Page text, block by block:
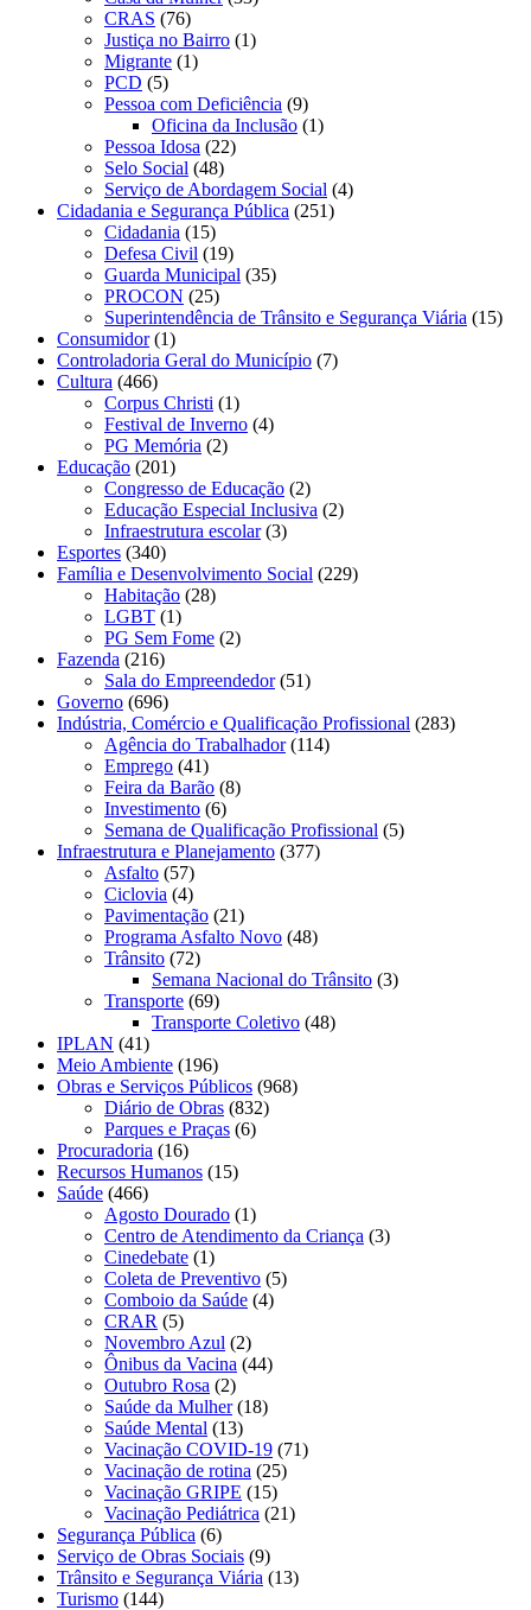
CRAS (76)
Justiça no Bairro (1)
Migrante (1)
PCD (5)
Pessoa com Deficiência (9)
Oficina da Inclusão (1)
Pessoa Idosa (22)
Selo Social (48)
Serviço de Abordagem Social (4)
Cidadania e Segurança Pública (251)
Cidadania (15)
Defesa Civil (19)
Guarda Municipal (35)
PROCON (25)
Superintendência de Trânsito e Segurança Viária (15)
Consumidor(1)
Controladoria Geral do Município (7)
Cultura (466)
Corpus Christi (1)
Festival de Inverno (4)
PG Memória (2)
Educação (201)
Congresso de Educação (2)
Educação Especial Inclusiva (2)
Infraestrutura escolar(3)
Esportes (340)
Família e Desenvolvimento Social (229)
Habitação (28)
LGBT (1)
PG Sem Fome (2)
Fazenda (216)
Sala do Empreendedor(51)
Governo (696)
Indústria, Comércio e Qualificação Profissional (283)
Agência do Trabalhador(114)
Emprego (41)
Feira da Barão (8)
Investimento (6)
Semana de Qualificação Profissional (5)
Infraestrutura e Planejamento (377)
Asfalto (57)
Ciclovia (4)
Pavimentação (21)
Programa Asfalto Novo (48)
Trânsito (72)
Semana Nacional do Trânsito (3)
Transporte (69)
Transporte Coletivo (48)
IPLAN (41)
Meio Ambiente (196)
Obras e Serviços Públicos (968)
Diário de Obras (832)
Parques e Praças (6)
Procuradoria (16)
Recursos Humanos (15)
Saúde (466)
Agosto Dourado (1)
Centro de Atendimento da Criança (3)
Cinedebate (1)
Coleta de Preventivo (5)
Comboio da Saúde (4)
CRAR (5)
Novembro Azul (2)
Ônibus da Vacina (44)
Outubro Rosa (2)
Saúde da Mulher(18)
Saúde Mental (13)
Vacinação COVID-19 (71)
Vacinação de rotina (25)
Vacinação GRIPE (15)
Vacinação Pediátrica (21)
Segurança Pública (6)
Serviço de Obras Sociais (9)
Trânsito e Segurança Viária (13)
Turismo (144)